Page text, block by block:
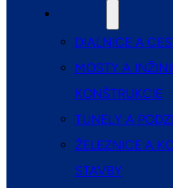
DIAĽNICE A
MOSTY A
KONŠTRUKCIE
TUNELY A
ŽELEZNICE A
STAVBY